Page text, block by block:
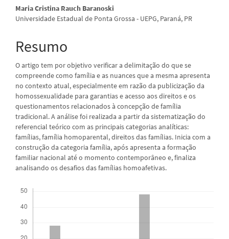
Conteúdo
do
artigo
principal
Maria Cristina Rauch Baranoski
Universidade Estadual de Ponta Grossa - UEPG, Paraná, PR
Resumo
O artigo tem por objetivo verificar a delimitação do que se
compreende como família e as nuances que a mesma apresenta
no contexto atual, especialmente em razão da publicização da
homossexualidade para garantias e acesso aos direitos e os
questionamentos relacionados à concepção de família
tradicional. A análise foi realizada a partir da sistematização do
referencial teórico com as principais categorias analíticas:
famílias, família homoparental, direitos das famílias. Inicia com a
construção da categoria família, após apresenta a formação
familiar nacional até o momento contemporâneo e, finaliza
analisando os desafios das famílias homoafetivas.